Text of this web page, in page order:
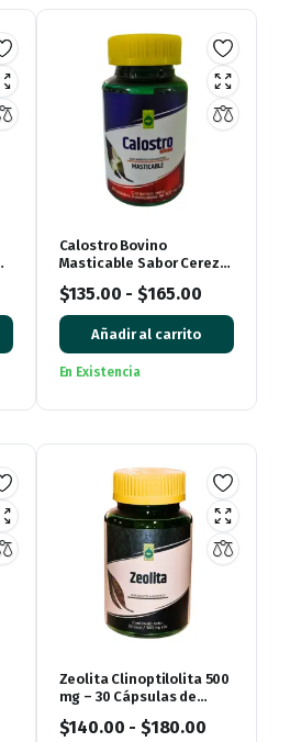
Calostro Bovino
Masticable Sabor Cereza
$135.00 - $165.00
Añadir al carrito
En Existencia
Zeolita Clinoptilolita 500
mg – 30 Cápsulas de
$140.00 - $180.00